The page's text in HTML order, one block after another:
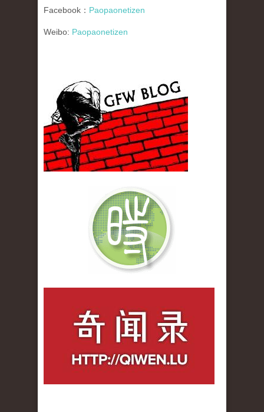
Facebook： Paopaonetizen
Weibo: Paopaonetizen
gfw_blog_small.jpg